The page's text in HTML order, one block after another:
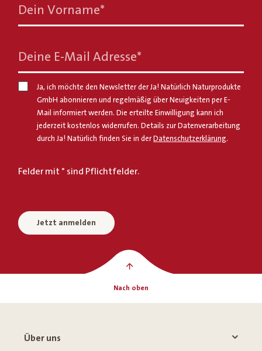
Dein Vorname*
Deine E-Mail Adresse*
Ja, ich möchte den Newsletter der Ja! Natürlich Naturprodukte
GmbH abonnieren und regelmäßig über Neuigkeiten per E-
Mail informiert werden. Die erteilte Einwilligung kann ich
jederzeit kostenlos widerrufen. Details zur Datenverarbeitung
durch Ja! Natürlich finden Sie in der Datenschutzerklärung.
Felder mit * sind Pflichtfelder.
Jetzt anmelden
Nach oben
Über uns